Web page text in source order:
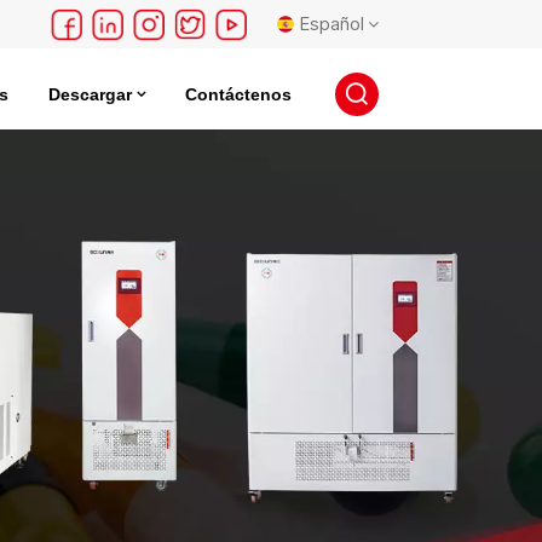
Español
English
português
日本語
Descargar Contáctenos